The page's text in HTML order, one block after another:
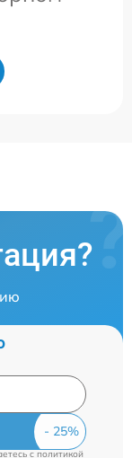
c политикой